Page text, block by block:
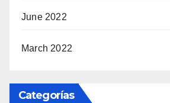
June 2022
March 2022
Categorías